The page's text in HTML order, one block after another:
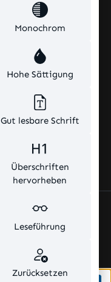
Monochrom
Hohe Sättigung
Gut lesbare Schrift
Überschriften
hervorheben
Leseführung
Zurücksetzen